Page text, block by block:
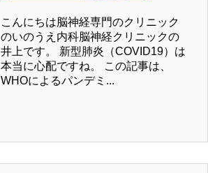
こんにちは脳神経専門のクリニック
のいのうえ内科脳神経クリニックの
井上です。 新型肺炎（COVID19）は
本当に心配ですね。 この記事は、
WHOによるパンデミ...